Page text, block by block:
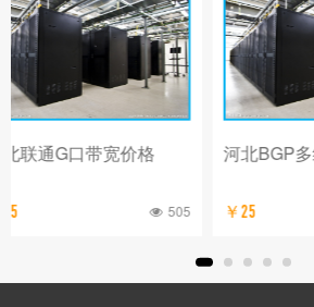
河北BGP多线带宽价格 河北移